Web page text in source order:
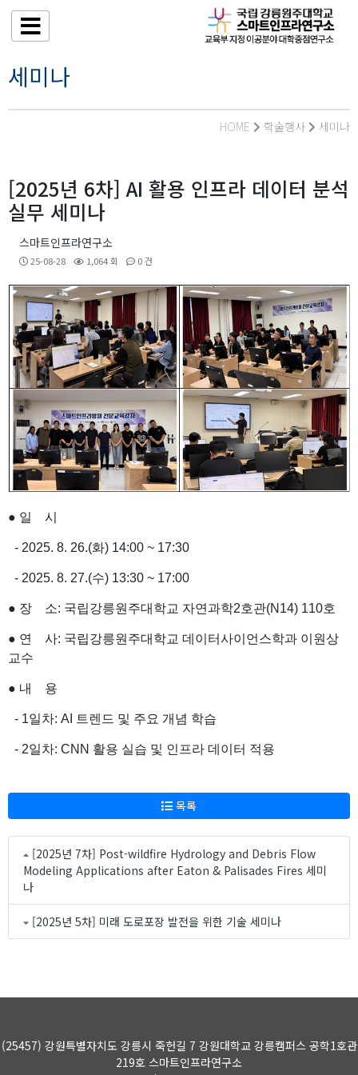
세미나
HOME 학술행사 세미나
[2025년 6차] AI 활용 인프라 데이터 분석
실무 세미나
스마트인프라연구소
25-08-28 1,064 회 0 건
● 일 시
- 2025. 8. 26.(화) 14:00 ~ 17:30
- 2025. 8. 27.(수) 13:30 ~ 17:00
● 장 소: 국립강릉원주대학교 자연과학2호관(N14) 110호
● 연 사: 국립강릉원주대학교 데이터사이언스학과 이원상
교수
● 내 용
- 1일차: AI 트렌드 및 주요 개념 학습
- 2일차: CNN 활용 실습 및 인프라 데이터 적용
목록
[2025년 7차] Post-wildfire Hydrology and Debris Flow
Modeling Applications after Eaton & Palisades Fires 세미
나
[2025년 5차] 미래 도로포장 발전을 위한 기술 세미나
(25457) 강원특별자치도 강릉시 죽헌길 7 강원대학교 강릉캠퍼스 공학1호관
219호 스마트인프라연구소